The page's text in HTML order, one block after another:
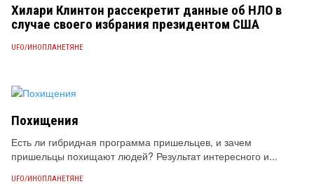
Хилари Клинтон рассекретит данные об НЛО в
случае своего избрания президентом США
UFO/ИНОПЛАНЕТЯНЕ
Похищения
Есть ли гибридная программа пришельцев, и зачем
пришельцы похищают людей? Результат интересного и...
UFO/ИНОПЛАНЕТЯНЕ